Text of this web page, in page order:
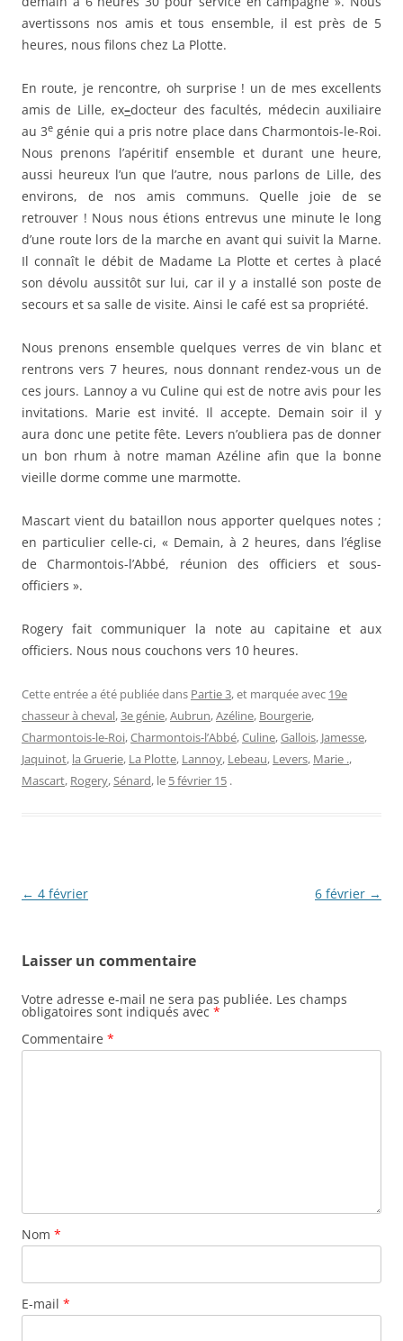
avertissons nos amis et tous ensemble, il est près de 5
heures, nous filons chez La Plotte.
En route, je rencontre, oh surprise ! un de mes excellents
amis de Lille, ex–docteur des facultés, médecin auxiliaire
au 3e génie qui a pris notre place dans Charmontois-le-Roi.
Nous prenons l’apéritif ensemble et durant une heure,
aussi heureux l’un que l’autre, nous parlons de Lille, des
environs, de nos amis communs. Quelle joie de se
retrouver ! Nous nous étions entrevus une minute le long
d’une route lors de la marche en avant qui suivit la Marne.
Il connaît le débit de Madame La Plotte et certes à placé
son dévolu aussitôt sur lui, car il y a installé son poste de
secours et sa salle de visite. Ainsi le café est sa propriété.
Nous prenons ensemble quelques verres de vin blanc et
rentrons vers 7 heures, nous donnant rendez-vous un de
ces jours. Lannoy a vu Culine qui est de notre avis pour les
invitations. Marie est invité. Il accepte. Demain soir il y
aura donc une petite fête. Levers n’oubliera pas de donner
un bon rhum à notre maman Azéline afin que la bonne
vieille dorme comme une marmotte.
Mascart vient du bataillon nous apporter quelques notes ;
en particulier celle-ci, « Demain, à 2 heures, dans l’église
de Charmontois-l’Abbé, réunion des officiers et sous-
officiers ».
Rogery fait communiquer la note au capitaine et aux
officiers. Nous nous couchons vers 10 heures.
Cette entrée a été publiée dans Partie 3, et marquée avec 19e
chasseur à cheval,3e génie,Aubrun,Azéline, Bourgerie,
Charmontois-le-Roi,Charmontois-l’Abbé,Culine,Gallois, Jamesse,
Jaquinot, la Gruerie, La Plotte, Lannoy, Lebeau, Levers, Marie .,
Mascart, Rogery,Sénard, le 5 février 15 .
Navigation
← 4 février 6 février →
Laisser un commentaire
Votre adresse e-mail ne sera pas publiée. Les champs
obligatoires sont indiqués avec *
Commentaire *
Nom *
E-mail *